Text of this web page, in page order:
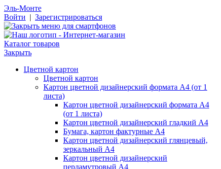
Эль-Монте
Войти | Зарегистрироваться
Каталог товаров
Закрыть
Цветной картон
Цветной картон
Картон цветной дизайнерский формата А4 (от 1
листа)
Картон цветной дизайнерский формата А4
(от 1 листа)
Картон цветной дизайнерский гладкий А4
Бумага, картон фактурные А4
Картон цветной дизайнерский глянцевый,
зеркальный А4
Картон цветной дизайнерский
перламутровый А4